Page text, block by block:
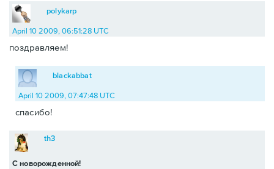
polykarp
April 10 2009, 06:51:28 UTC
поздравляем!
blackabbat
April 10 2009, 07:47:48 UTC
спасибо!
С новорожденной!
th3